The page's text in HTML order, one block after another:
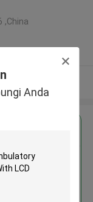
Anda
,China
ECG Monitor
LCD